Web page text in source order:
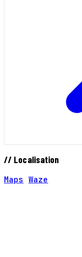
// Localisation
Maps Waze